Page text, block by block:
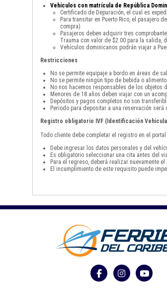
Vehículos con matrícula de República
Certificado de Depuración, el cual es
Para transitar en Puerto Rico, el pasajero
compra).
Pasajeros deben adquirir tres
Trauma con valor de $2.00 para la salida,
Vehículos dominicanos podrán viajar a
Restricciones
No se permite equipaje a bordo en áreas de
No se permite ningún tipo de bebida o
No nos hacemos responsables de los objetos
Menores de 18 años deben viajar con un
Depósitos y pagos completos no son
Periodo para depositar a una reservación
Registro obligatorio IVF (Identificación
Todo cliente debe completar el registro en el portal
Debe ingresar los datos personales y del
Es obligatorio seleccionar una cita antes del
Para el regreso, deberá realizar nuevamente
El incumplimiento de este requisito puede